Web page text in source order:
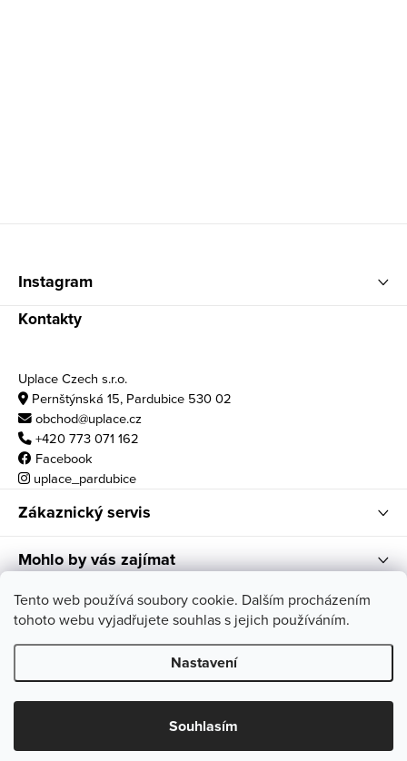
Tento web používá soubory cookie. Dalším procházením
tohoto webu vyjadřujete souhlas s jejich používáním.
Nastavení
Souhlasím
Instagram
Kontakty
Uplace Czech s.r.o.
Pernštýnská 15, Pardubice 530 02
obchod@uplace.cz
+420 773 071 162
Facebook
uplace_pardubice
Zákaznický servis
Mohlo by vás zajímat
Otvírací doba
Copyright 2026Uplace. Všechna práva vyhrazena.